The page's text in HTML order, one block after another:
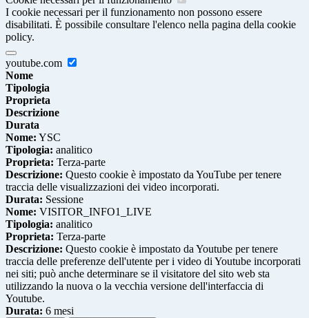
I cookie necessari per il funzionamento non possono essere
disabilitati. È possibile consultare l'elenco nella pagina della cookie
policy.
youtube.com
Nome
Tipologia
Proprieta
Descrizione
Durata
Nome: YSC
Tipologia: analitico
Proprieta: Terza-parte
Descrizione: Questo cookie è impostato da YouTube per tenere
traccia delle visualizzazioni dei video incorporati.
Durata: Sessione
Nome: VISITOR_INFO1_LIVE
Tipologia: analitico
Proprieta: Terza-parte
Descrizione: Questo cookie è impostato da Youtube per tenere
traccia delle preferenze dell'utente per i video di Youtube incorporati
nei siti; può anche determinare se il visitatore del sito web sta
utilizzando la nuova o la vecchia versione dell'interfaccia di
Youtube.
Durata: 6 mesi